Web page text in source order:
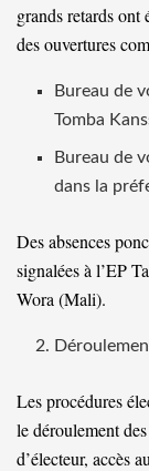
grands retards ont
des ouvertures
Bureau de
Tomba
Bureau de
dans la
Des absences
signalées à l’EP
Wora (Mali).
Les procédures
le déroulement
d’électeur, accès